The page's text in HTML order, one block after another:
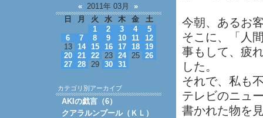
今朝、あるお
そこに、「人
事もして、疲
した。
それで、私も
テレビのニュ
書かれた物を
« 2011年 03月 »
日
月 火 水 木 金
土
1
2 3 4
5
6
7 8 9 10 11
12
13
14 15 16 17 18
19
20
21 22 23 24 25
26
27
28 29 30 31
カテゴリ別アーカイブ
AKIの戯言（6）
クアラルンプール（ＫＬ）